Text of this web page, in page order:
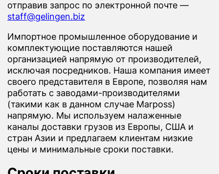
отправив запрос по электронной почте —
staff@gelingen.biz
Импортное промышленное оборудование и
комплектующие поставляются нашей
организацией напрямую от производителей,
исключая посредников. Наша компания имеет
своего представителя в Европе, позволяя нам
работать с заводами-производителями
(такими как в данном случае Marposs)
напрямую. Мы используем налаженные
каналы доставки грузов из Европы, США и
стран Азии и предлагаем клиентам низкие
цены и минимальные сроки поставки.